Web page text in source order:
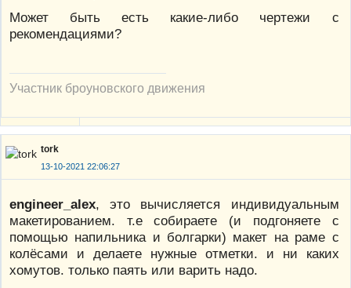
Может быть есть какие-либо чертежи с
рекомендациями?
Участник броуновского движения
tork
13-10-2021 22:06:27
engineer_alex, это вычисляется индивидуальным
макетированием. т.е собираете (и подгоняете с
помощью напильника и болгарки) макет на раме с
колёсами и делаете нужные отметки. и ни каких
хомутов. только паять или варить надо.